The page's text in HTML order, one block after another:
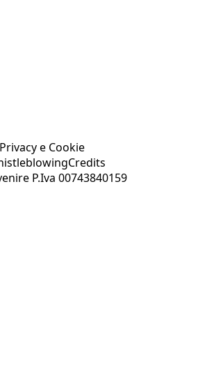
Privacy e Cookie
Credits
P.Iva 00743840159